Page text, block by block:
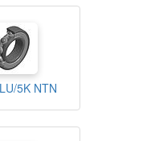
5K NTN